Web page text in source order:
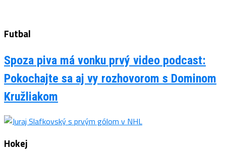
Futbal
Spoza piva má vonku prvý video podcast:
Pokochajte sa aj vy rozhovorom s Dominom
Kružliakom
Hokej